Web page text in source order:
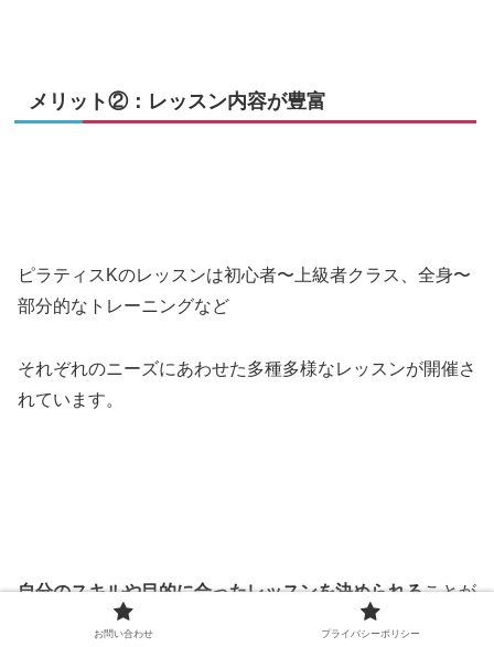
メリット②：レッスン内容が豊富
ピラティスKのレッスンは初心者〜上級者クラス、全身〜
部分的なトレーニングなど
それぞれのニーズにあわせた多種多様なレッスンが開催さ
れています。
自分のスキルや目的に合ったレッスンを決められることが
人気の理由のひとつになっています。
お問い合わせ プライバシーポリシー